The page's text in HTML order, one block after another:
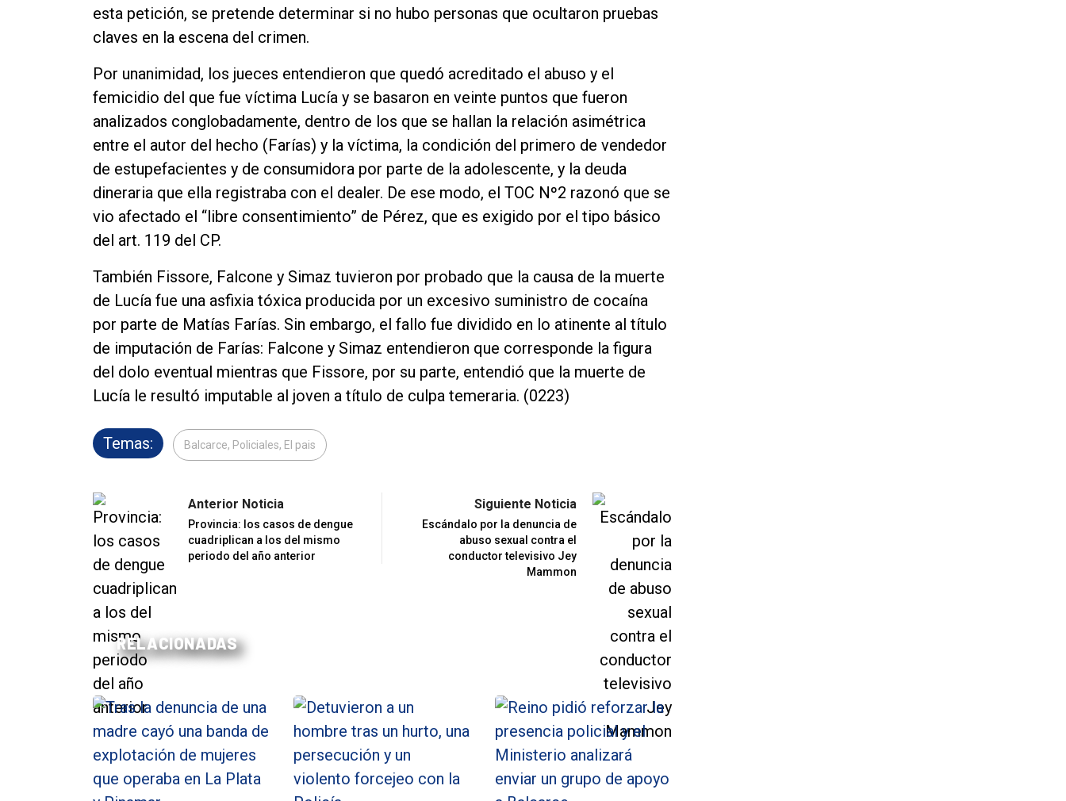
esta petición, se pretende determinar si no hubo personas que ocultaron pruebas
claves en la escena del crimen.
Por unanimidad, los jueces entendieron que quedó acreditado el abuso y el
femicidio del que fue víctima Lucía y se basaron en veinte puntos que fueron
analizados conglobadamente, dentro de los que se hallan la relación asimétrica
entre el autor del hecho (Farías) y la víctima, la condición del primero de vendedor
de estupefacientes y de consumidora por parte de la adolescente, y la deuda
dineraria que ella registraba con el dealer. De ese modo, el TOC Nº2 razonó que se
vio afectado el “libre consentimiento” de Pérez, que es exigido por el tipo básico
del art. 119 del CP.
También Fissore, Falcone y Simaz tuvieron por probado que la causa de la muerte
de Lucía fue una asfixia tóxica producida por un excesivo suministro de cocaína
por parte de Matías Farías. Sin embargo, el fallo fue dividido en lo atinente al título
de imputación de Farías: Falcone y Simaz entendieron que corresponde la figura
del dolo eventual mientras que Fissore, por su parte, entendió que la muerte de
Lucía le resultó imputable al joven a título de culpa temeraria. (0223)
Temas: Balcarce, Policiales, El pais
Anterior Noticia
Provincia: los casos de dengue
cuadriplican a los del mismo
periodo del año anterior
Siguiente Noticia
Escándalo por la denuncia de
abuso sexual contra el
conductor televisivo Jey
Mammon
RELACIONADAS